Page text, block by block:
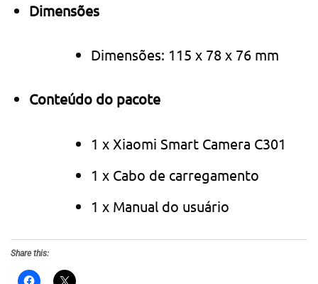
Dimensões
Dimensões: 115 x 78 x 76 mm
Conteúdo do pacote
1 x Xiaomi Smart Camera C301
1 x Cabo de carregamento
1 x Manual do usuário
Share this: